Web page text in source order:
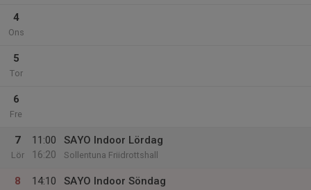
4
Ons
5
Tor
6
Fre
7
Lör
11:00
16:20
SAYO Indoor Lördag
Sollentuna Friidrottshall
8
14:10
SAYO Indoor Söndag